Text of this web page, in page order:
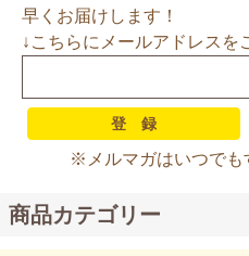
早くお届けします！
↓こちらにメールアドレスを
※メルマガはいつでも
商品カテゴリー